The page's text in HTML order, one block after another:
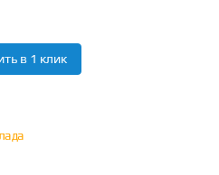
в 1 клик